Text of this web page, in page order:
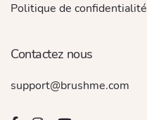
Politique de confidentialité
Contactez nous
support@brushme.com